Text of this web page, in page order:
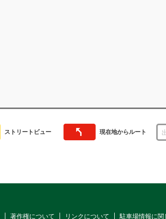
ストリートビュー 現在地からルート
著作権について リンクについて 駐車場情報に関